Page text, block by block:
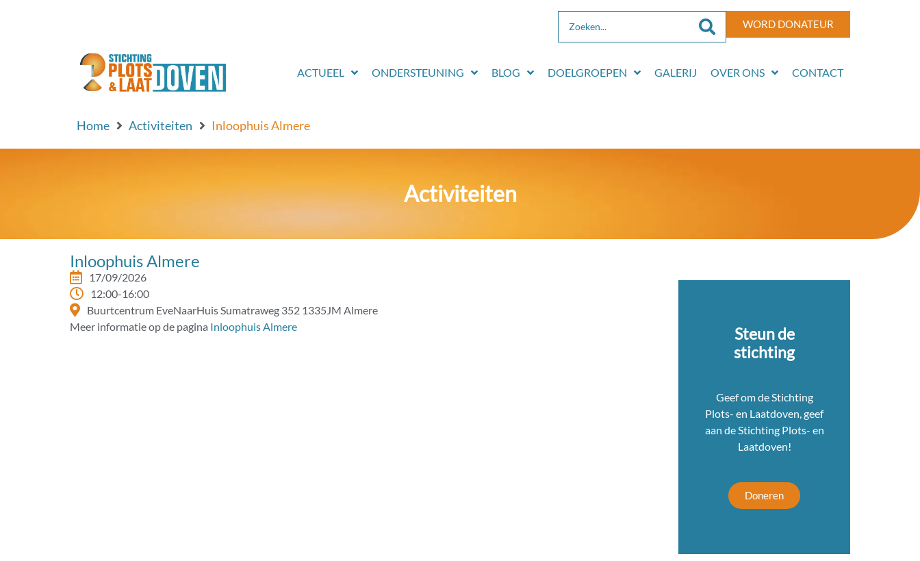
WORD DONATEUR
ACTUEEL ONDERSTEUNING BLOG DOELGROEPEN GALERIJ OVER ONS CONTACT
Home Activiteiten Inloophuis Almere
Activiteiten
Inloophuis Almere
17/09/2026
12:00-16:00
Buurtcentrum EveNaarHuis Sumatraweg 352 1335JM Almere
Meer informatie op de pagina Inloophuis Almere
Steun de
stichting
Geef om de Stichting
Plots- en Laatdoven, geef
aan de Stichting Plots- en
Laatdoven!
Doneren